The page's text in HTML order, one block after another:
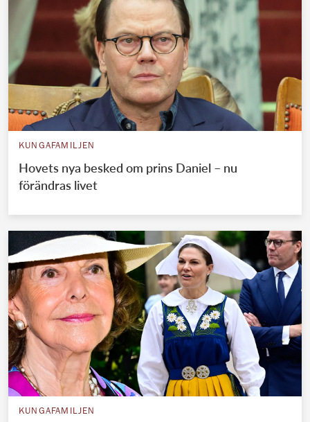
KUNGAFAMILJEN
Hovets nya besked om prins Daniel – nu
förändras livet
KUNGAFAMILJEN